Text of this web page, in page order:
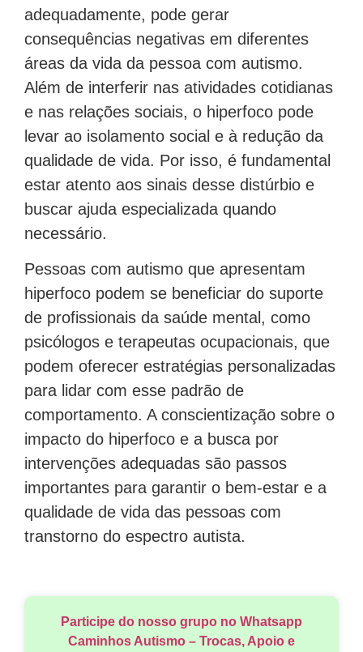
adequadamente, pode gerar
consequências negativas em diferentes
áreas da vida da pessoa com autismo.
Além de interferir nas atividades cotidianas
e nas relações sociais, o hiperfoco pode
levar ao isolamento social e à redução da
qualidade de vida. Por isso, é fundamental
estar atento aos sinais desse distúrbio e
buscar ajuda especializada quando
necessário.
Pessoas com autismo que apresentam
hiperfoco podem se beneficiar do suporte
de profissionais da saúde mental, como
psicólogos e terapeutas ocupacionais, que
podem oferecer estratégias personalizadas
para lidar com esse padrão de
comportamento. A conscientização sobre o
impacto do hiperfoco e a busca por
intervenções adequadas são passos
importantes para garantir o bem-estar e a
qualidade de vida das pessoas com
transtorno do espectro autista.
Participe do nosso grupo no Whatsapp
Caminhos Autismo – Trocas, Apoio e